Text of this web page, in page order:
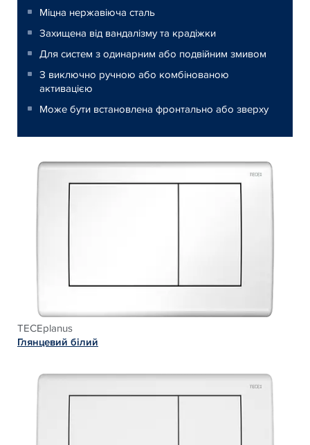
Міцна нержавіюча сталь
Захищена від вандалізму та крадіжки
Для систем з одинарним або подвійним змивом
З виключно ручною або комбінованою
активацією
Може бути встановлена фронтально або зверху
TECEplanus
Глянцевий білий